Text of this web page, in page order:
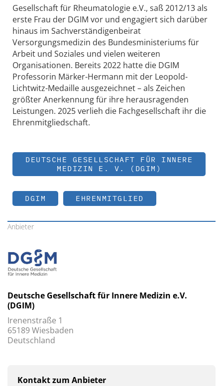
Gesellschaft für Rheumatologie e.V., saß 2012/13 als
erste Frau der DGIM vor und engagiert sich darüber
hinaus im Sachverständigenbeirat
Versorgungsmedizin des Bundesministeriums für
Arbeit und Soziales und vielen weiteren
Organisationen. Bereits 2022 hatte die DGIM
Professorin Märker-Hermann mit der Leopold-
Lichtwitz-Medaille ausgezeichnet – als Zeichen
größter Anerkennung für ihre herausragenden
Leistungen. 2025 verlieh die Fachgesellschaft ihr die
Ehrenmitgliedschaft.
DEUTSCHE GESELLSCHAFT FÜR INNERE
MEDIZIN E. V. (DGIM)
DGIM EHRENMITGLIED
Anbieter
Deutsche Gesellschaft für Innere Medizin e.V.
(DGIM)
Irenenstraße 1
65189 Wiesbaden
Deutschland
Kontakt zum Anbieter